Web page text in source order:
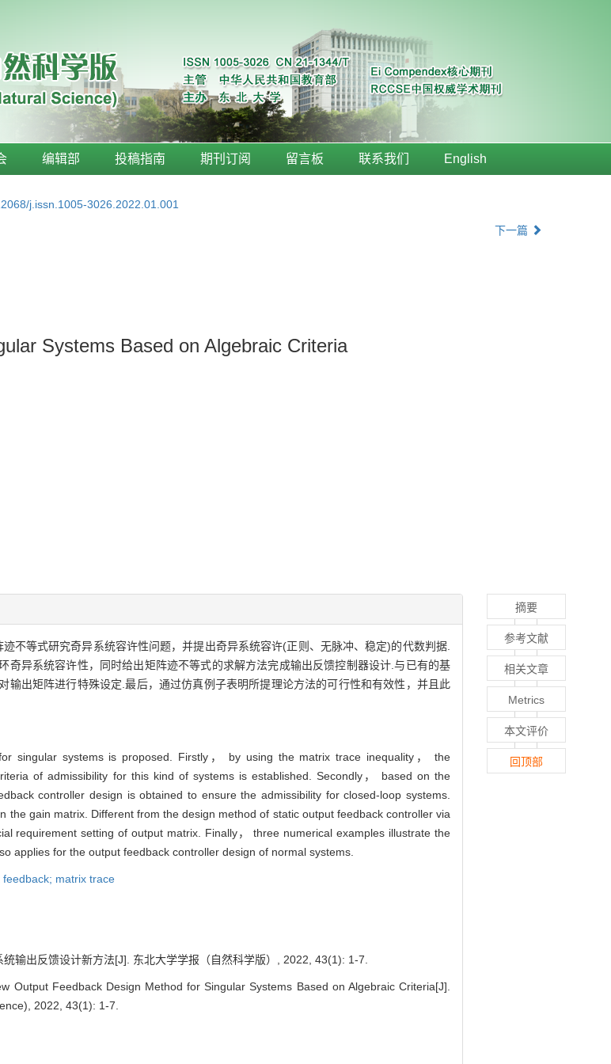
编辑部 投稿指南 期刊订阅 留言板 联系我们 English
j.issn.1005-3026.2022.01.001
下一篇
Systems Based on Algebraic Criteria
不等式研究奇异系统容许性问题，并提出奇异系统容许(正则、无脉冲、稳定)的代数判据.
异系统容许性，同时给出矩阵迹不等式的求解方法完成输出反馈控制器设计.与已有的基
出矩阵进行特殊设定.最后，通过仿真例子表明所提理论方法的可行性和有效性，并且此
singular systems is proposed. Firstly， by using the matrix trace inequality， the
of admissibility for this kind of systems is established. Secondly， based on the
controller design is obtained to ensure the admissibility for closed-loop systems.
gain matrix. Different from the design method of static output feedback controller via
requirement setting of output matrix. Finally， three numerical examples illustrate the
applies for the output feedback controller design of normal systems.
matrix trace
输出反馈设计新方法[J]. 东北大学学报（自然科学版）, 2022, 43(1): 1-7.
Output Feedback Design Method for Singular Systems Based on Algebraic Criteria[J].
2022, 43(1): 1-7.
摘要
参考文献
相关文章
Metrics
本文评价
回顶部